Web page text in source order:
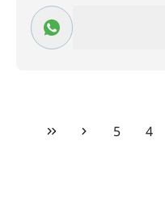
4
5